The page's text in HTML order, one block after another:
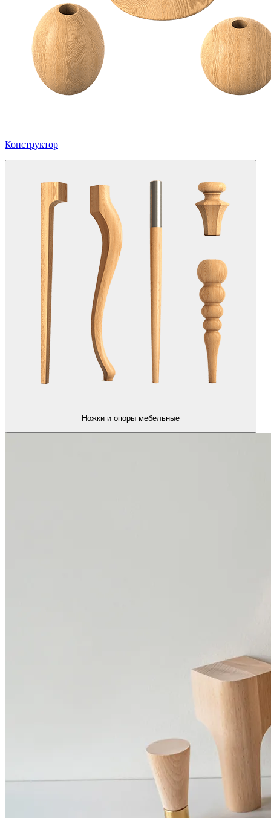
Конструктор
Ножки и опоры мебельные